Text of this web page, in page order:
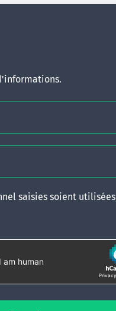
saisies soient utilisées
à